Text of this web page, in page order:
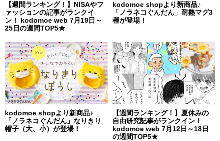
【週間ランキング！】NISAやフ
ァッションの記事がランクイ
ン！ kodomoe web 7月19日～
25日の週間TOP5★
kodomoe shopより新商品♪
「ノラネコぐんだん」耐熱マグ3
種が登場！
kodomoe shopより新商品♪
「ノラネコぐんだん」なりきり
帽子（大、小）が登場！
【週間ランキング！】夏休みの
自由研究記事がランクイン！
kodomoe web 7月12日～18日
の週間TOP5★